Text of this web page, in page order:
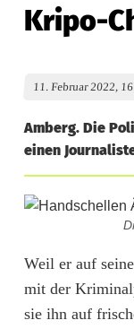
Kripo-
11. Februar 2022,
Amberg. Die
einen
K
p
Weil er auf
mit der
sie ihn auf